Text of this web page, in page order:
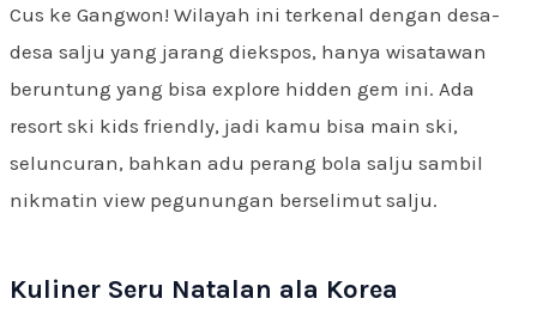
Cus ke Gangwon! Wilayah ini terkenal dengan desa-
desa salju yang jarang diekspos, hanya wisatawan
beruntung yang bisa explore hidden gem ini. Ada
resort ski kids friendly, jadi kamu bisa main ski,
seluncuran, bahkan adu perang bola salju sambil
nikmatin view pegunungan berselimut salju.
Kuliner Seru Natalan ala Korea